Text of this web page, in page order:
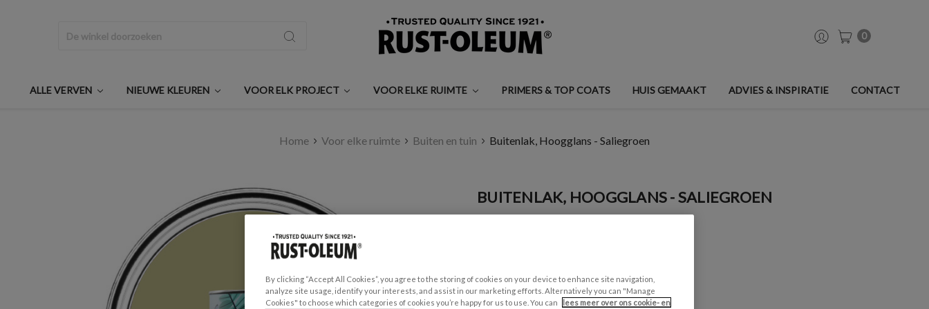
0
ALLE VERVEN NIEUWE KLEUREN VOOR ELK PROJECT VOOR ELKE RUIMTE PRIMERS & TOP COATS HUIS GEMAAKT ADVIES & INSPIRATIE CONTACT
Home Voor elke ruimte Buiten en tuin Buitenlak, Hoogglans - Saliegroen
BUITENLAK, HOOGGLANS - SALIEGROEN
GESCHIKT VOOR:
Tuinmeubels en schuttingen
By clicking “Accept All Cookies”, you agree to the storing of cookies on your device to enhance site navigation,
analyze site usage, identify your interests, and assist in our marketing efforts. Alternatively you can "Manage
Cookies" to choose which categories of cookies you’re happy for us to use. You can
lees meer over ons cookie- en